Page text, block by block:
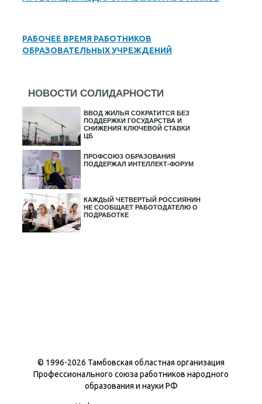
РАБОЧЕЕ ВРЕМЯ РАБОТНИКОВ
ОБРАЗОВАТЕЛЬНЫХ УЧРЕЖДЕНИЙ
НОВОСТИ СОЛИДАРНОСТИ
ВВОД ЖИЛЬЯ СОКРАТИТСЯ БЕЗ
ПОДДЕРЖКИ ГОСУДАРСТВА И
СНИЖЕНИЯ КЛЮЧЕВОЙ СТАВКИ
ЦБ
ПРОФСОЮЗ ОБРАЗОВАНИЯ
ПОДДЕРЖАЛ ИНТЕЛЛЕКТ-ФОРУМ
КАЖДЫЙ ЧЕТВЕРТЫЙ РОССИЯНИН
НЕ СООБЩАЕТ РАБОТОДАТЕЛЮ О
ПОДРАБОТКЕ
© 1996-2026 Тамбовская областная организация
Профессионального союза работников народного
образования и науки РФ